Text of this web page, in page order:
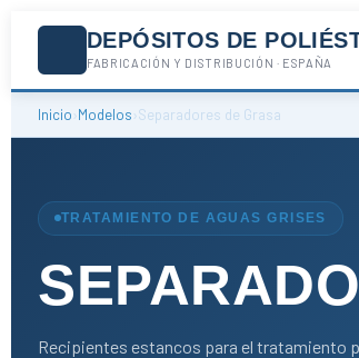
DEPÓSITOS DE
FABRICACIÓN Y DISTRIBUCIÓN · ESPAÑA
Inicio›Modelos›Separadores de Grasa
TRATAMIENTO DE AGUAS GRISES
Recipientes estancos para el tratamiento